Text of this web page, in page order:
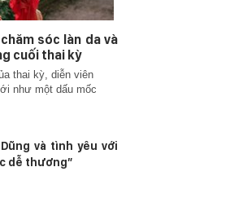
sóc làn da và
cuối thai kỳ
thai kỳ, diễn viên
như một dấu mốc
và tình yêu với
dễ thương”